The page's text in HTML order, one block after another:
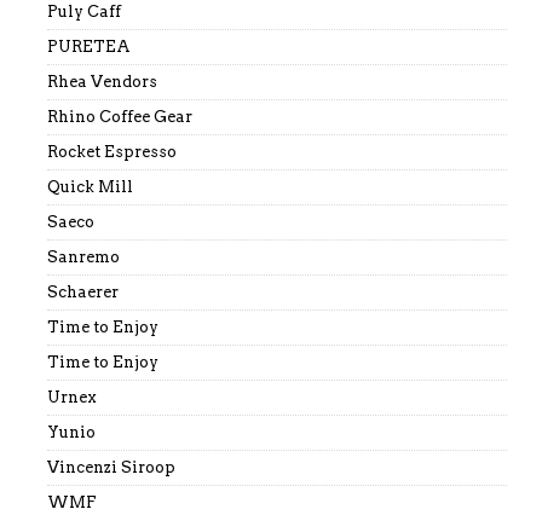
Puly Caff
PURETEA
Rhea Vendors
Rhino Coffee Gear
Rocket Espresso
Quick Mill
Saeco
Sanremo
Schaerer
Time to Enjoy
Time to Enjoy
Urnex
Yunio
Vincenzi Siroop
WMF